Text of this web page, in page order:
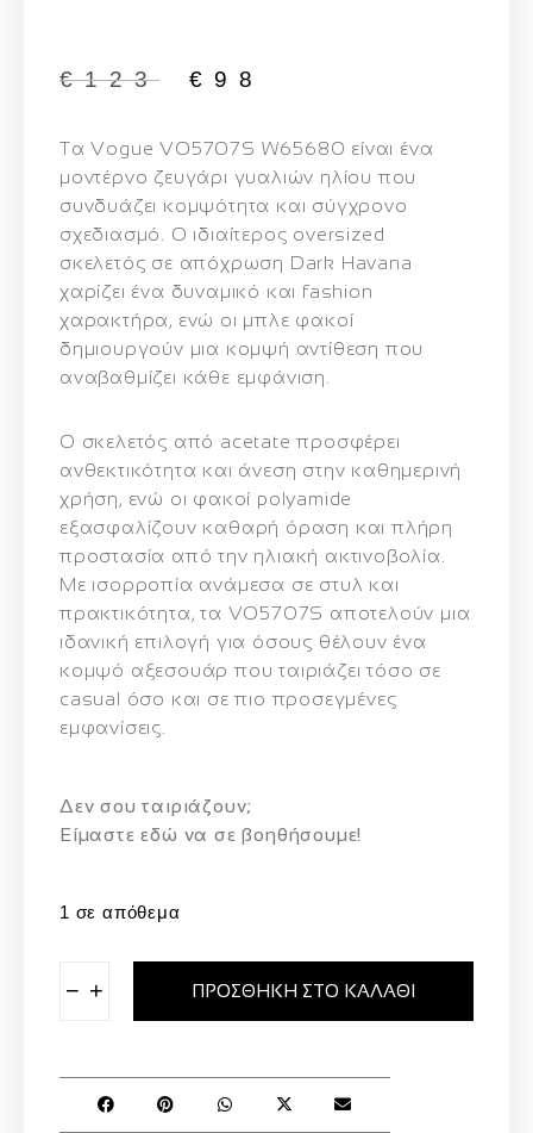
€123 € 98
ΤαVogue VO5707S W65680 είναι ένα
μοντέρνο ζευγάρι γυαλιών ηλίου που
συνδυάζει κομψότητα και σύγχρονο
σχεδιασμό. Ο ιδιαίτερος oversized
σκελετός σε απόχρωση Dark Havana
χαρίζει ένα δυναμικό και fashion
χαρακτήρα, ενώ οι μπλε φακοί
δημιουργούν μια κομψή αντίθεση που
αναβαθμίζει κάθε εμφάνιση.
Ο σκελετός από acetate προσφέρει
ανθεκτικότητα και άνεση στην καθημερινή
χρήση, ενώ οι φακοί polyamide
εξασφαλίζουν καθαρή όραση και πλήρη
προστασία από την ηλιακή ακτινοβολία.
Με ισορροπία ανάμεσα σε στυλ και
πρακτικότητα, τα VO5707S αποτελούν μια
ιδανική επιλογή για όσους θέλουν ένα
κομψό αξεσουάρ που ταιριάζει τόσο σε
casual όσο και σε πιο προσεγμένες
εμφανίσεις.
Δεν σου ταιριάζουν;
Eίμαστε εδώ να σε βοηθήσουμε!
1 σε απόθεμα
− + ΠΡΟΣΘΉΚΗ ΣΤΟ ΚΑΛΆΘΙ